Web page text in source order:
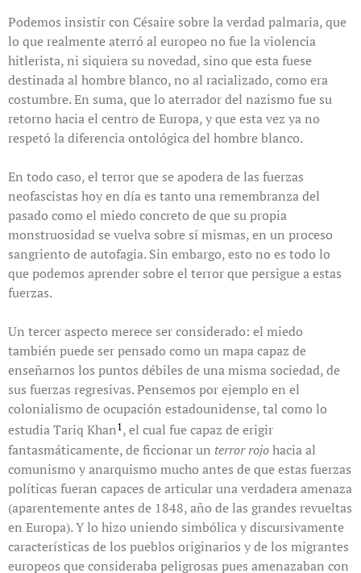
Podemos insistir con Césaire sobre la verdad palmaria, que
lo que realmente aterró al europeo no fue la violencia
hitlerista, ni siquiera su novedad, sino que esta fuese
destinada al hombre blanco, no al racializado, como era
costumbre. En suma, que lo aterrador del nazismo fue su
retorno hacia el centro de Europa, y que esta vez ya no
respetó la diferencia ontológica del hombre blanco.
En todo caso, el terror que se apodera de las fuerzas
neofascistas hoy en día es tanto una remembranza del
pasado como el miedo concreto de que su propia
monstruosidad se vuelva sobre sí mismas, en un proceso
sangriento de autofagia. Sin embargo, esto no es todo lo
que podemos aprender sobre el terror que persigue a estas
fuerzas.
Un tercer aspecto merece ser considerado: el miedo
también puede ser pensado como un mapa capaz de
enseñarnos los puntos débiles de una misma sociedad, de
sus fuerzas regresivas. Pensemos por ejemplo en el
colonialismo de ocupación estadounidense, tal como lo
estudia Tariq Khan1, el cual fue capaz de erigir
fantasmáticamente, de ficcionar un terror rojohacia al
comunismo y anarquismo mucho antes de que estas fuerzas
políticas fueran capaces de articular una verdadera amenaza
(aparentemente antes de 1848, año de las grandes revueltas
en Europa). Y lo hizo uniendo simbólica y discursivamente
características de los pueblos originarios y de los migrantes
europeos que consideraba peligrosas pues amenazaban con